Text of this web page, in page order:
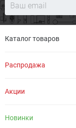
Каталог товаров
Распродажа
Акции
Новинки